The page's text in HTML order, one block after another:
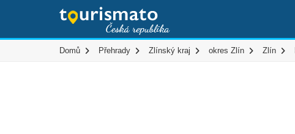
Domů Přehrady Zlínský kraj okres Zlín Zlín